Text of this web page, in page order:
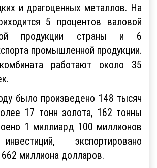
и драгоценных металлов. На
5 процентов валовой
продукции страны и 6
промышленной продукции.
работают около 35
было произведено 148 тысяч
17 тонн золота, 162 тонны
1 миллиард 100 миллионов
экспортировано
662 миллиона долларов.